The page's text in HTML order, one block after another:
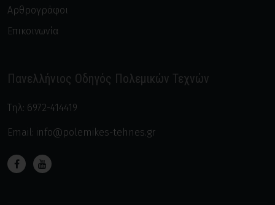
Αρθρογράφοι
Επικοινωνία
Πανελλήνιος Οδηγός Πολεμικών Τεχνών
Τηλ: 6972-414419
Email: info@polemikes-tehnes.gr